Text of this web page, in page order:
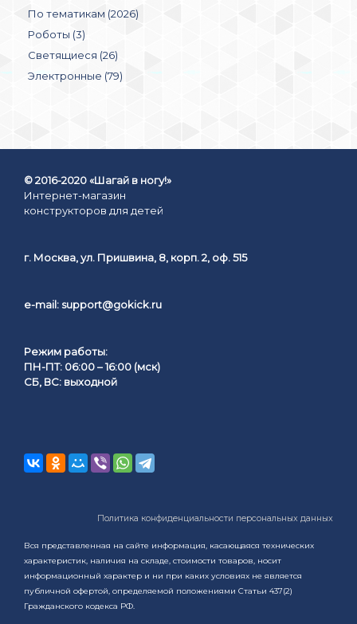
По тематикам (2026)
Роботы (3)
Светящиеся (26)
Электронные (79)
© 2016-2020 «Шагай в ногу!»
Интернет-магазин
конструкторов для детей
г. Москва, ул. Пришвина, 8, корп. 2, оф. 515
e-mail: support@gokick.ru
Режим работы:
ПН-ПТ: 06:00 – 16:00 (мск)
СБ, ВС: выходной
Политика конфиденциальности персональных данных
Вся представленная на сайте информация, касающаяся технических
характеристик, наличия на складе, стоимости товаров, носит
информационный характер и ни при каких условиях не является
публичной офертой, определяемой положениями Статьи 437(2)
Гражданского кодекса РФ.